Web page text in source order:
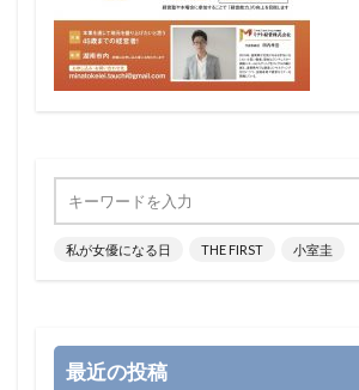
私が女優になる日 THE FIRST 小室圭
最近の投稿